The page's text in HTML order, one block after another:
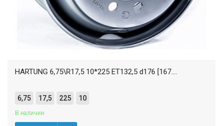
HARTUNG 6,75\R17,5 10*225 ET132,5 d176 [167....
6,75 17,5 225 10
В наличии